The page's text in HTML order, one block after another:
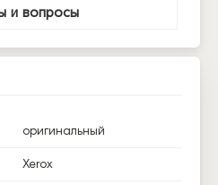
и вопросы
оригинальный
Xerox